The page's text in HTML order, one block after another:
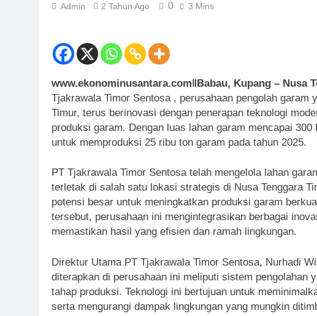
Admin 2 Tahun Ago 0 3 Mins
www.ekonominusantara.comǁBabau, Kupang – Nusa
Tjakrawala Timor Sentosa , perusahaan pengolah garam
Timur, terus berinovasi dengan penerapan teknologi
produksi garam. Dengan luas lahan garam mencapai
untuk memproduksi 25 ribu ton garam pada tahun 2025.
PT Tjakrawala Timor Sentosa telah mengelola lahan
terletak di salah satu lokasi strategis di Nusa Tenggara
potensi besar untuk meningkatkan produksi garam
tersebut, perusahaan ini mengintegrasikan berbagai
memastikan hasil yang efisien dan ramah lingkungan.
Direktur Utama PT Tjakrawala Timor Sentosa, Nurhadi
diterapkan di perusahaan ini meliputi sistem pengolahan
tahap produksi. Teknologi ini bertujuan untuk
serta mengurangi dampak lingkungan yang mungkin